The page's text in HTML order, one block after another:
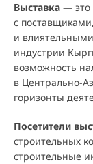
Выставка — это
с
и
индустрии
возможность
в Центрально-
горизонты
Посетители
строительных
строительные